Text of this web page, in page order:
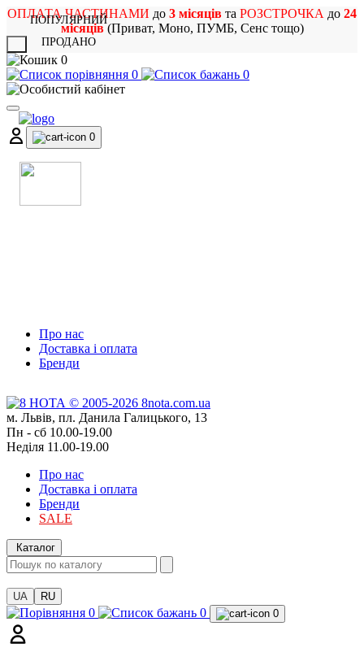
ОПЛАТА ЧАСТИНАМИ до 3 місяців та РОЗСТРОЧКА до 24
місяців(Приват, Моно, ПУМБ, Сенс тощо)
0
0
0
0
Про нас
Доставка і оплата
Бренди
м. Львів, пл. Данила Галицького, 13
Пн - сб 10.00-19.00
Неділя 11.00-19.00
Про нас
Доставка і оплата
Бренди
SALE
Каталог
UA RU
0 0 0
ПОПУЛЯРНИЙ
ПРОДАНО